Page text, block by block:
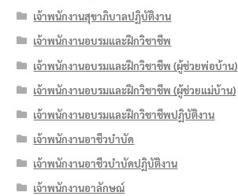
เจ้าพนักงานสุขาภิบาลปฏิบัติงาน
เจ้าพนักงานอบรมและฝึกวิชาชีพ
เจ้าพนักงานอบรมและฝึกวิชาชีพ (ผู้ช่วยพ่อบ้าน)
เจ้าพนักงานอบรมและฝึกวิชาชีพ (ผู้ช่วยแม่บ้าน)
เจ้าพนักงานอบรมและฝึกวิชาชีพปฏิบัติงาน
เจ้าพนักงานอาชีวบำบัด
เจ้าพนักงานอาชีวบำบัดปฏิบัติงาน
เจ้าพนักงานอาลักษณ์